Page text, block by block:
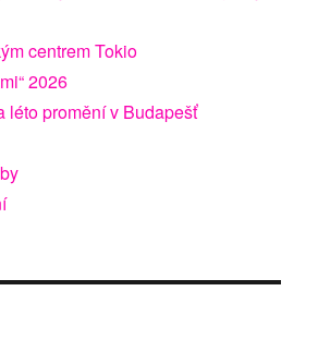
centrem Tokio
2026
léto promění v Budapešť